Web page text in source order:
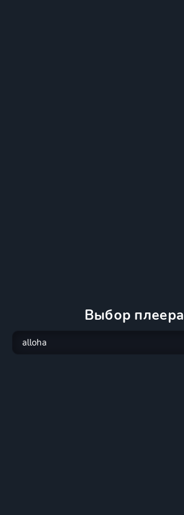
Выбор плеера